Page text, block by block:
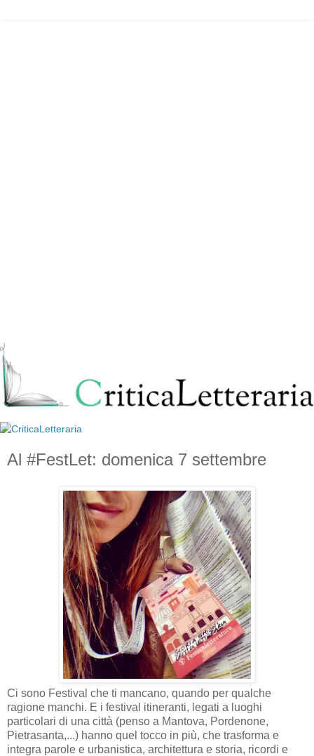
Al #FestLet: domenica 7 settembre
Ci sono Festival che ti mancano, quando per qualche
ragione manchi. E i festival itineranti, legati a luoghi
particolari di una città (penso a Mantova, Pordenone,
Pietrasanta,...) hanno quel tocco in più, che trasforma e
integra parole e urbanistica, architettura e storia, ricordi e